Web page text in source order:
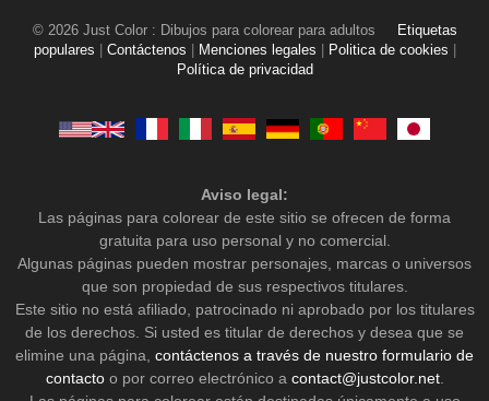
© 2026 Just Color : Dibujos para colorear para adultos
Etiquetas
populares
Contáctenos Menciones legales Politica de cookies
Política de privacidad
Aviso legal:
Las páginas para colorear de este sitio se ofrecen de forma
gratuita para uso personal y no comercial.
Algunas páginas pueden mostrar personajes, marcas o universos
que son propiedad de sus respectivos titulares.
Este sitio no está afiliado, patrocinado ni aprobado por los titulares
de los derechos. Si usted es titular de derechos y desea que se
elimine una página, contáctenos a través de nuestro formulario de
contactoo por correo electrónico a contact@justcolor.net.